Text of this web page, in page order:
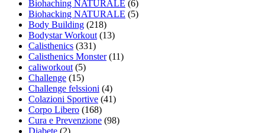
Biohaching NATURALE (6)
Biohacking NATURALE (5)
Body Building (218)
Bodystar Workout(13)
Calisthenics (331)
Calisthenics Monster(11)
caliworkout(5)
Challenge (15)
Challenge felssioni (4)
Colazioni Sportive (41)
Corpo Libero (168)
Cura e Prevenzione (98)